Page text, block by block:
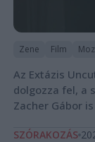
Zene Film
Az Extázis
dolgozza fel, a
Zacher Gábor
SZÓRAKOZÁS